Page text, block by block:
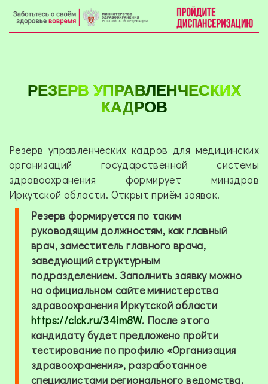
РЕЗЕРВ УПРАВЛЕНЧЕСКИХ
КАДРОВ
Резерв управленческих кадров для медицинских
организаций государственной системы
здравоохранения формирует минздрав
Иркутской области. Открыт приём заявок.
Резерв формируется по таким
руководящим должностям, как главный
врач, заместитель главного врача,
заведующий структурным
подразделением. Заполнить заявку можно
на официальном сайте министерства
здравоохранения Иркутской области
https://clck.ru/34im8W. После этого
кандидату будет предложено пройти
тестирование по профилю «Организация
здравоохранения», разработанное
специалистами регионального ведомства.